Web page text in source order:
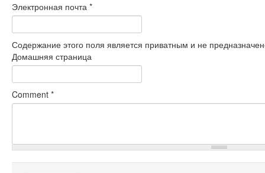
Электронная почта *
Содержание этого поля является приватным и не
Домашняя страница
Comment *